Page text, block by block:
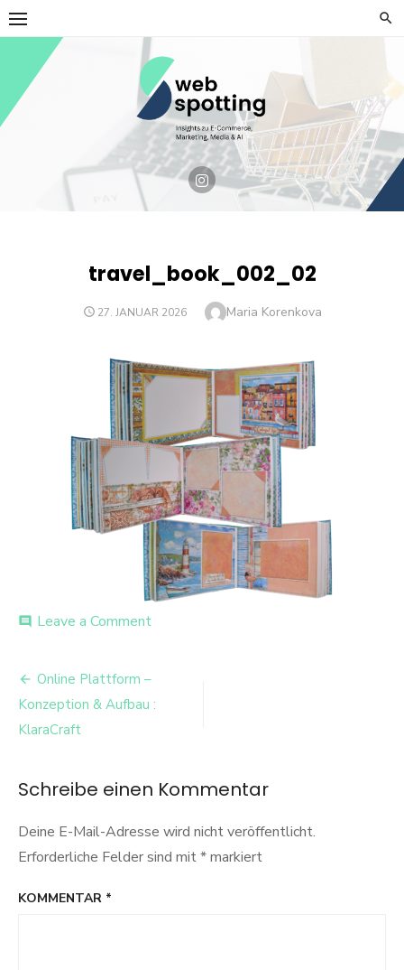
Skip
to
content
travel_book_002_02
POSTED
27. JANUAR 2026 Author
Maria Korenkova
comment Leave a Commenton
Beitrags-
Navigation
Online Plattform –
Konzeption & Aufbau :
KlaraCraft
Schreibe einen Kommentar
Deine E-Mail-Adresse wird nicht veröffentlicht.
Erforderliche Felder sind mit*markiert
KOMMENTAR *